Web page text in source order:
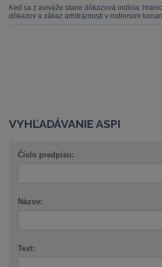
Keď sa z aviváže stane dôkazová indícia:
dôkazov a zákaz arbitrárnosti v rodinnom
VYHĽADÁVANIE ASPI
Číslo predpisu:
Názov:
Text: